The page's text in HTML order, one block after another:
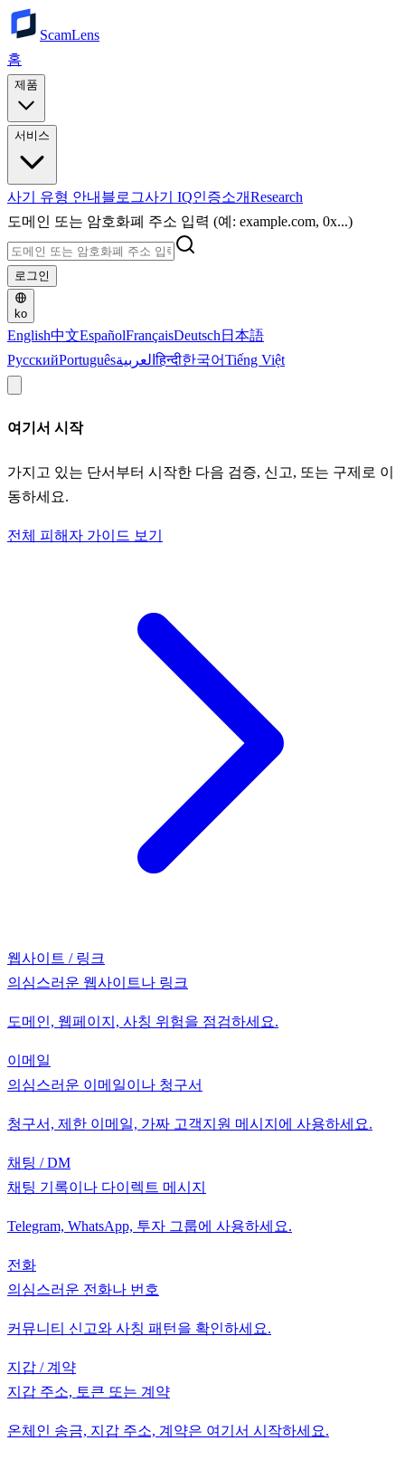
ScamLens
홈
제품
서비스
사기 유형 안내 블로그사기 IQ인증소개Research
도메인 또는 암호화폐 주소 입력 (예: example.com, 0x...)
로그인
ko
English中文EspañolFrançaisDeutsch 日本語
РусскийPortuguêsالعربيةहिन्दी한국어Tiếng Việt
여기서 시작
가지고 있는 단서부터 시작한 다음 검증, 신고, 또는 구제로 이
동하세요.
전체 피해자 가이드 보기
웹사이트 / 링크
의심스러운 웹사이트나 링크
도메인, 웹페이지, 사칭 위험을 점검하세요.
이메일
의심스러운 이메일이나 청구서
청구서, 제한 이메일, 가짜 고객지원 메시지에 사용하세요.
채팅 / DM
채팅 기록이나 다이렉트 메시지
Telegram, WhatsApp, 투자 그룹에 사용하세요.
전화
의심스러운 전화나 번호
커뮤니티 신고와 사칭 패턴을 확인하세요.
지갑 / 계약
지갑 주소, 토큰 또는 계약
온체인 송금, 지갑 주소, 계약은 여기서 시작하세요.